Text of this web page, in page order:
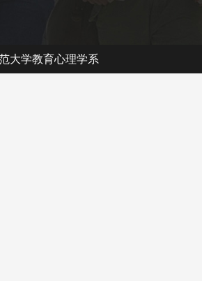
大学教育心理学系